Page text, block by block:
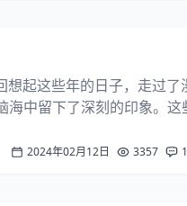
起这些年的日子，走过了
中留下了深刻的印象。这
... 2024年02月12日 3357 1